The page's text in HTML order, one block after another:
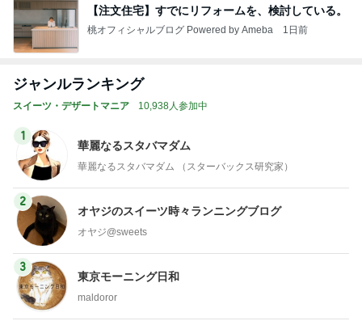
【注文住宅】すでにリフォームを、検討している。
桃オフィシャルブログ Powered by Ameba 1日前
ジャンルランキング
スイーツ・デザートマニア 10,938人参加中
1
華麗なるスタバマダム
華麗なるスタバマダム （スターバックス研究家）
2
オヤジのスイーツ時々ランニングブログ
オヤジ@sweets
3
東京モーニング日和
maldoror